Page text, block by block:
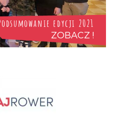
edycji 2021
ZOBACZ !